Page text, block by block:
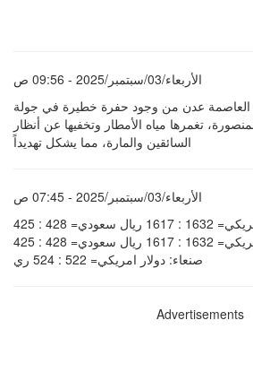
الأربعاء/03/سبتمبر/2025 - 09:56 ص
عدن من وجود حفرة خطيرة في جولة
تغمرها مياه الأمطار وتخفيها عن أنظار
السائقين والمارة، مما يشكل تهديداً
الأربعاء/03/سبتمبر/2025 - 07:45 ص
العاصمة عدن: دولار امريكي= 1632 : 1617 ريال سعودي= 428 : 425
حضرموت: دولار امريكي= 1632 : 1617 ريال سعودي= 428 : 425
صنعاء: دولار امريكي= 522 : 524 ري
Advertisements